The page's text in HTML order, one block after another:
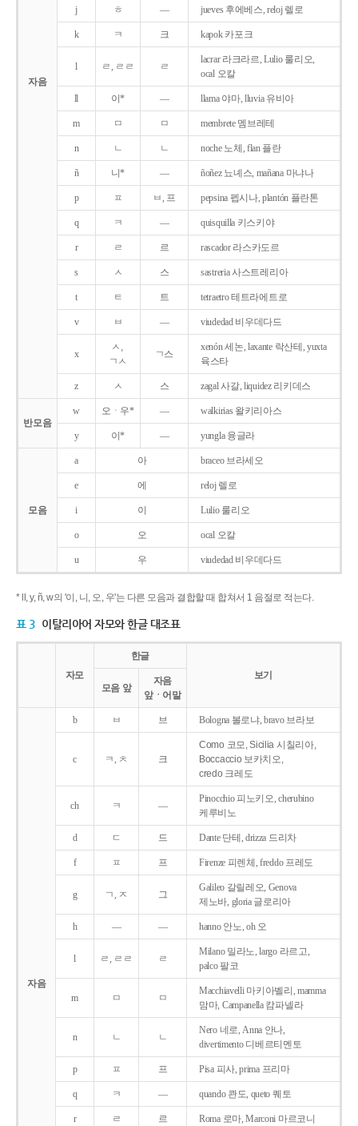
자음
j ㅎ ― jueves 후에베스, reloj 렐로
k ㅋ 크 kapok 카포크
l ㄹ, ㄹㄹ ㄹ
lacrar 라크라르, Lulio 룰리오,
ocal 오칼
ll 이* ― llama 야마, lluvia 유비아
m ㅁ ㅁ membrete 멤브레테
n ㄴ ㄴ noche 노체, flan 플란
ñ 니* ― ñoñez 뇨녜스, mañana 마냐나
p ㅍ ㅂ, 프 pepsina 펩시나, plantón 플란톤
q ㅋ ― quisquilla 키스키야
r ㄹ 르 rascador 라스카도르
s ㅅ 스 sastreria 사스트레리아
t ㅌ 트 tetraetro 테트라에트로
v ㅂ ― viudedad 비우데다드
x
ㅅ,
ㄱㅅ
ㄱ스
xenón 세논, laxante 락산테, yuxta
육스타
z ㅅ 스 zagal 사갈, liquidez 리키데스
반모음
w 오ㆍ우* ― walkirias 왈키리아스
y 이* ― yungla 융글라
모음
a 아 braceo 브라세오
e 에 reloj 렐로
i 이 Lulio 룰리오
o 오 ocal 오칼
u 우 viudedad 비우데다드
* ll, y, ñ, w의 '이, 니, 오, 우'는 다른 모음과 결합할 때 합쳐서 1 음절로 적는다.
표 3 이탈리아어 자모와 한글 대조표
자모
한글
보기
모음 앞
자음
앞ㆍ어말
자음
b ㅂ 브 Bologna 볼로냐, bravo 브라보
c ㅋ, ㅊ 크
Como 코모, Sicilia 시칠리아,
Boccaccio 보카치오,
credo 크레도
ch ㅋ ―
Pinocchio 피노키오, cherubino
케루비노
d ㄷ 드 Dante 단테, drizza 드리차
f ㅍ 프 Firenze 피렌체, freddo 프레도
g ㄱ, ㅈ 그
Galileo 갈릴레오, Genova
제노바, gloria 글로리아
h ― ― hanno 안노, oh 오
l ㄹ, ㄹㄹ ㄹ
Milano 밀라노, largo 라르고,
palco 팔코
m ㅁ ㅁ
Macchiavelli 마키아벨리, mamma
맘마, Campanella 캄파넬라
n ㄴ ㄴ
Nero 네로, Anna 안나,
divertimento 디베르티멘토
p ㅍ 프 Pisa 피사, prima 프리마
q ㅋ ― quando 콴도, queto 퀘토
r ㄹ 르 Roma 로마, Marconi 마르코니